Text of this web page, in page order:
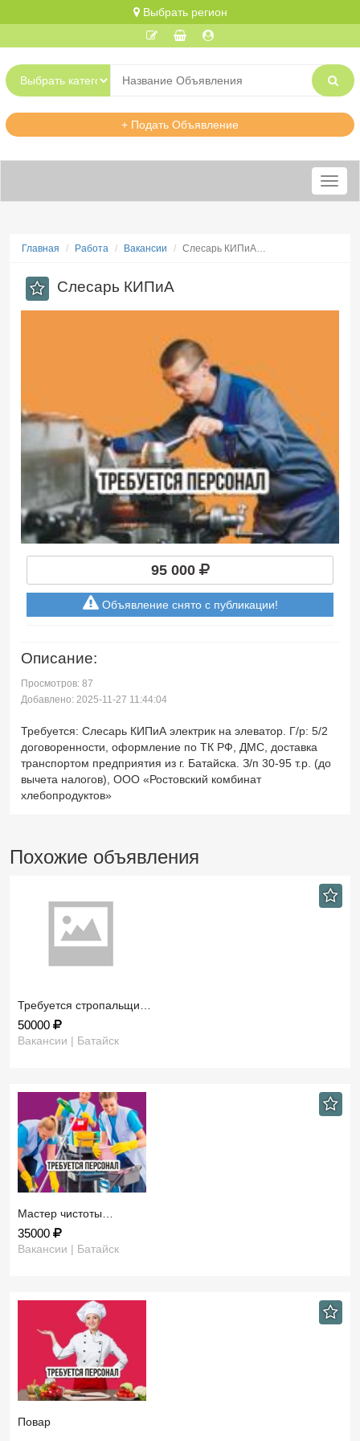
Выбрать регион
+ Подать Объявление
Меню
Главная Работа Вакансии Слесарь КИПиА…
Слесарь КИПиА
95 000
Объявление снято с публикации!
Описание:
Просмотров: 87
Добавлено: 2025-11-27 11:44:04
Требуется: Слесарь КИПиА электрик на элеватор. Г/р: 5/2
договоренности, оформление по ТК РФ, ДМС, доставка
транспортом предприятия из г. Батайска. З/п 30-95 т.р. (до
вычета налогов), ООО «Ростовский комбинат
хлебопродуктов»
Похожие объявления
Требуется стропальщи…
50000
Вакансии | Батайск
Мастер чистоты…
35000
Вакансии | Батайск
Повар